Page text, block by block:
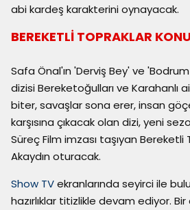
abi kardeş karakterini oynayacak.
BEREKETLİ TOPRAKLAR
Safa Önal'ın 'Derviş Bey' ve
dizisi Bereketoğulları ve Karahanlı
biter, savaşlar sona erer, insan
karşısına çıkacak olan dizi, yeni
Süreç Film imzası taşıyan
Akaydın oturacak.
Show TVekranlarında seyirci ile
hazırlıklar titizlikle devam ediyor.